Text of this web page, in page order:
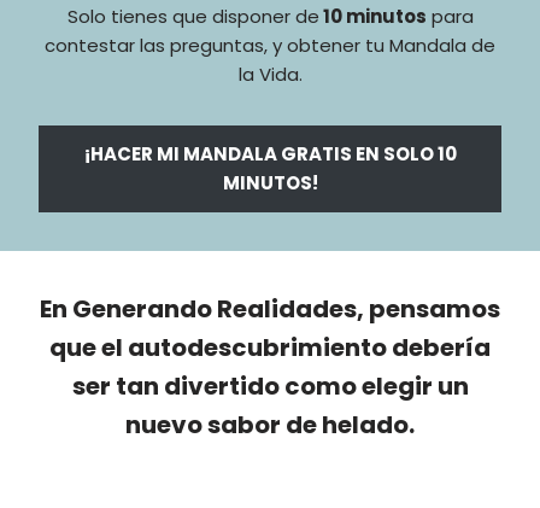
Solo tienes que disponer de10 minutos para
contestar las preguntas, y obtener tu Mandala de
la Vida.
¡HACER MI MANDALA GRATIS EN SOLO 10
MINUTOS!
En Generando Realidades, pensamos
que el autodescubrimiento debería
ser tan divertido como elegir un
nuevo sabor de helado.